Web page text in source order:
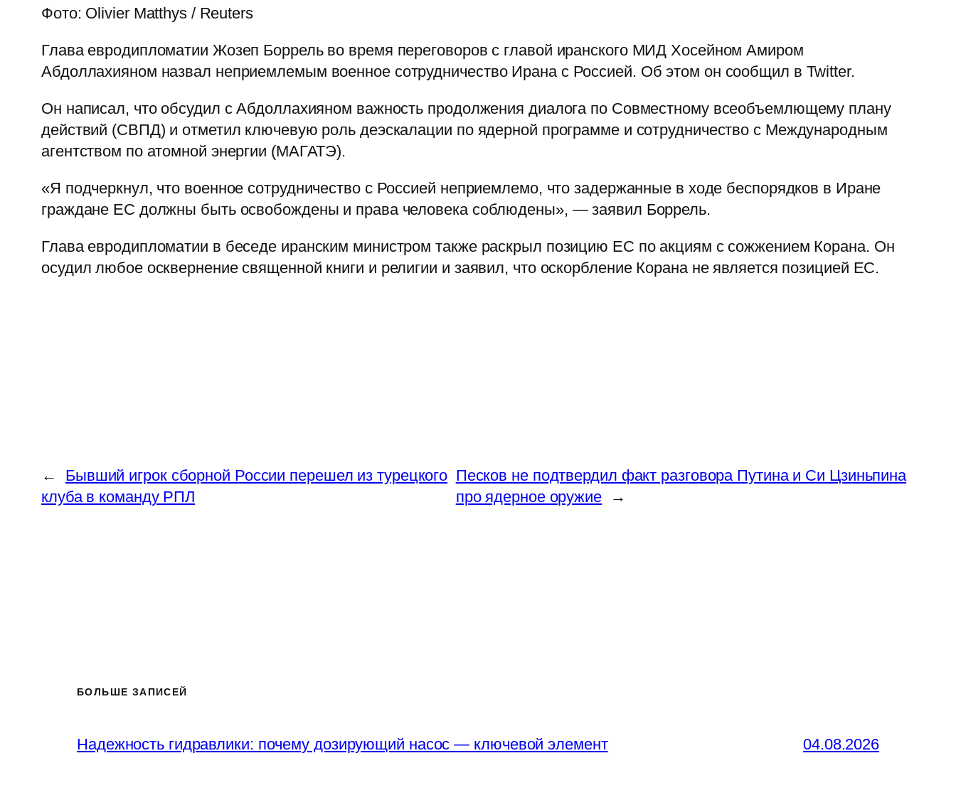
Фото: Olivier Matthys / Reuters
Глава евродипломатии Жозеп Боррель во время переговоров с главой иранского МИД Хосейном Амиром
Абдоллахияном назвал неприемлемым военное сотрудничество Ирана с Россией. Об этом он сообщил в Twitter.
Он написал, что обсудил с Абдоллахияном важность продолжения диалога по Совместному всеобъемлющему плану
действий (СВПД) и отметил ключевую роль деэскалации по ядерной программе и сотрудничество с Международным
агентством по атомной энергии (МАГАТЭ).
«Я подчеркнул, что военное сотрудничество с Россией неприемлемо, что задержанные в ходе беспорядков в Иране
граждане ЕС должны быть освобождены и права человека соблюдены», — заявил Боррель.
Глава евродипломатии в беседе иранским министром также раскрыл позицию ЕС по акциям с сожжением Корана. Он
осудил любое осквернение священной книги и религии и заявил, что оскорбление Корана не является позицией ЕС.
←
Бывший игрок сборной России перешел из турецкого
клуба в команду РПЛ
Песков не подтвердил факт разговора Путина и Си Цзиньпина
про ядерное оружие
→
БОЛЬШЕ ЗАПИСЕЙ
Надежность гидравлики: почему дозирующий насос — ключевой элемент 04.08.2026